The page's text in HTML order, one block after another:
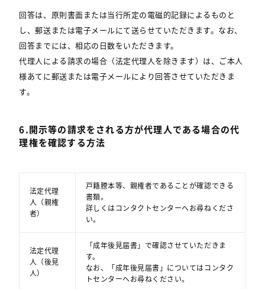
回答は、原則書面または当行所定の電磁的記録によるものと
し、郵送または電子メールにて送らせていただきます。なお、
回答までには、相応の日数をいただきます。
代理人による請求の場合（法定代理人を除きます）は、ご本人
様あてに郵送または電子メールにより回答させていただきま
す。
6.開示等の請求をされる方が代理人である場合の代
理権を確認する方法
法定代理
人（親権
者）
戸籍謄本等、親権者であることが確認できる
書類。
詳しくはコンタクトセンターへお尋ねくださ
い。
法定代理
人（後見
人）
「成年後見届書」で確認させていただきま
す。
なお、「成年後見届書」についてはコンタク
トセンターへお尋ねください。